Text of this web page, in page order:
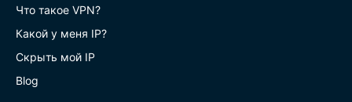
Что такое VPN?
Какой у меня IP?
Скрыть мой IP
Blog